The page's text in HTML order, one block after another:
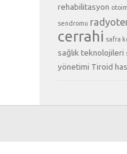
rehabilitasyon
sendromu
cerrahi safra
sağlık teknolojileri
yönetimi Tiroid